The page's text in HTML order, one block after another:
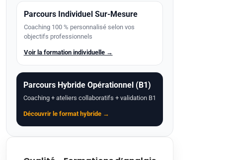
Parcours Individuel Sur-Mesure
Coaching 100 % personnalisé selon vos
objectifs professionnels
Voir la formation individuelle →
Parcours Hybride Opérationnel (B1)
Coaching + ateliers collaboratifs + validation B1
Découvrir le format hybride →